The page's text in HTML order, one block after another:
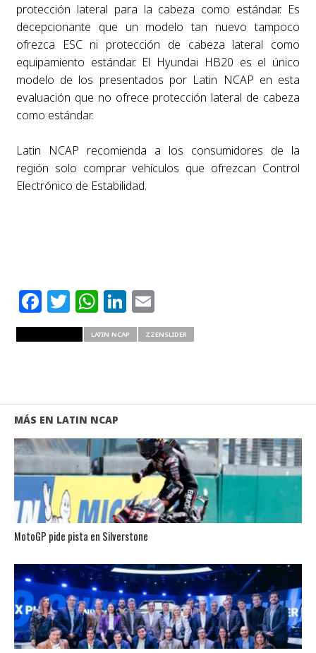
protección lateral para la cabeza como estándar. Es
decepcionante que un modelo tan nuevo tampoco
ofrezca ESC ni protección de cabeza lateral como
equipamiento estándar. El Hyundai HB20 es el único
modelo de los presentados por Latin NCAP en esta
evaluación que no ofrece protección lateral de cabeza
como estándar.
Latin NCAP recomienda a los consumidores de la
región solo comprar vehículos que ofrezcan Control
Electrónico de Estabilidad.
Facebook
Twitter
WhatsApp
LinkedIn
Email
LATIN NCAP ZZENSLIDER
MÁS EN LATIN NCAP
MotoGP pide pista en Silverstone